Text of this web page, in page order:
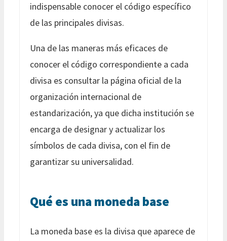
indispensable conocer el código específico
de las principales divisas.
Una de las maneras más eficaces de
conocer el código correspondiente a cada
divisa es consultar la página oficial de la
organización internacional de
estandarización, ya que dicha institución se
encarga de designar y actualizar los
símbolos de cada divisa, con el fin de
garantizar su universalidad.
Qué es una moneda base
La moneda base es la divisa que aparece de